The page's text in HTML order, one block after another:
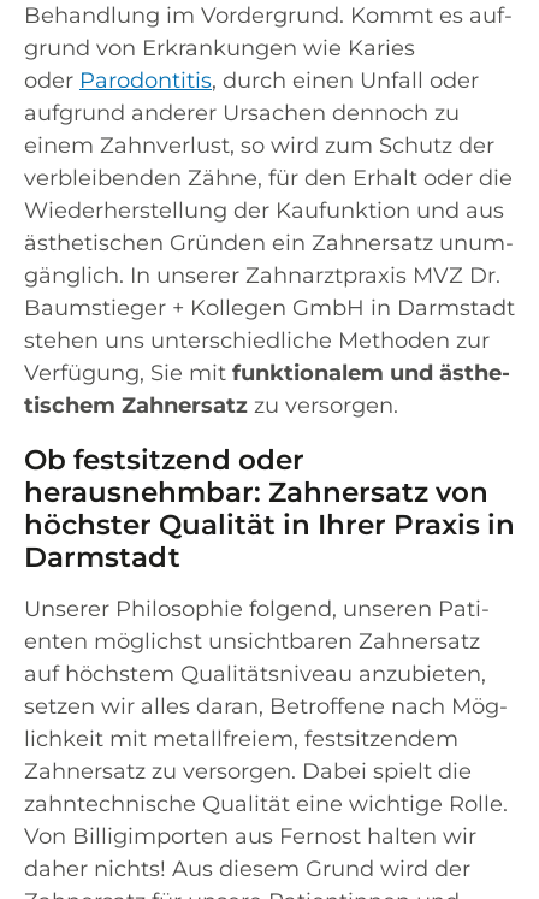
Behand­lung im Vor­der­grund. Kommt es auf­
grund von Erkran­kun­gen wie Kari­es
oder Par­odon­ti­tis, durch einen Unfall oder
auf­grund ande­rer Ursa­chen den­noch zu
einem Zahn­ver­lust, so wird zum Schutz der
ver­blei­ben­den Zäh­ne, für den Erhalt oder die
Wie­der­her­stel­lung der Kau­funk­ti­on und aus
ästhe­ti­schen Grün­den ein Zahn­ersatz unum­
gäng­lich. In unse­rer Zahn­arzt­pra­xis MVZ Dr.
Baum­stie­ger + Kol­le­gen GmbH in Darm­stadt
ste­hen uns unter­schied­li­che Metho­den zur
Ver­fü­gung, Sie mit funk­tio­na­lem und ästhe­
ti­schem Zahn­ersatz zu versorgen.
Ob festsitzend oder
herausnehmbar: Zahnersatz von
höchster Qualität in Ihrer Praxis in
Darmstadt
Unse­rer Phi­lo­so­phie fol­gend, unse­ren Pati­
en­ten mög­lichst unsicht­ba­ren Zahn­ersatz
auf höchs­tem Qua­li­täts­ni­veau anzu­bie­ten,
set­zen wir alles dar­an, Betrof­fe­ne nach Mög­
lich­keit mit metall­frei­em, fest­sit­zen­dem
Zahn­ersatz zu ver­sor­gen. Dabei spielt die
zahn­tech­ni­sche Qua­li­tät eine wich­ti­ge Rol­le.
Von Bil­lig­im­por­ten aus Fern­ost hal­ten wir
daher nichts! Aus die­sem Grund wird der